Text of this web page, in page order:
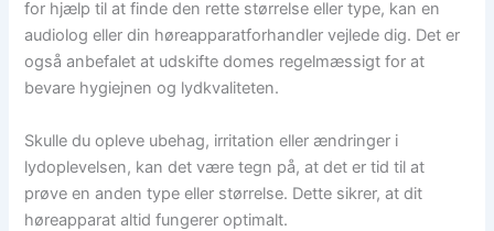
for hjælp til at finde den rette størrelse eller type, kan en
audiolog eller din høreapparatforhandler vejlede dig. Det er
også anbefalet at udskifte domes regelmæssigt for at
bevare hygiejnen og lydkvaliteten.
Skulle du opleve ubehag, irritation eller ændringer i
lydoplevelsen, kan det være tegn på, at det er tid til at
prøve en anden type eller størrelse. Dette sikrer, at dit
høreapparat altid fungerer optimalt.